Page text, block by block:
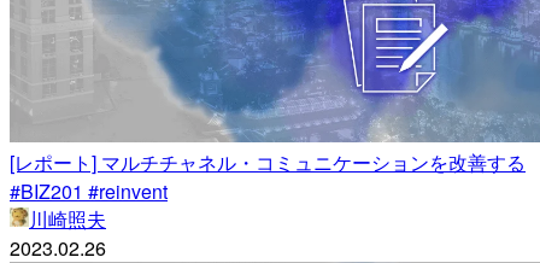
[レポート] マルチチャネル・コミュニケーションを改善する
#BIZ201 #reinvent
川崎照夫
2023.02.26